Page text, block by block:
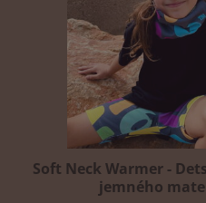
Soft Neck Warmer -
jemného